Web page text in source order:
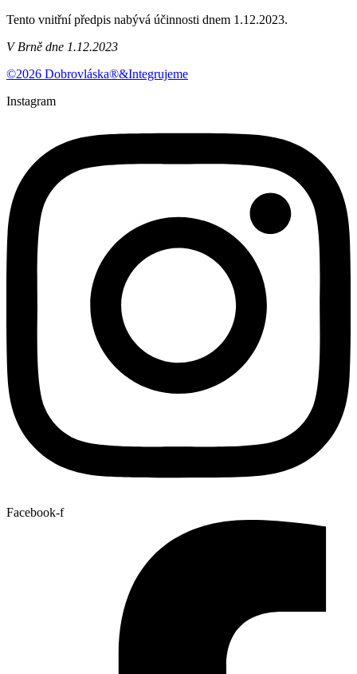
Tento vnitřní předpis nabývá účinnosti dnem 1.12.2023.
V Brně dne 1.12.2023
©2026 Dobrovláska®&Integrujeme
Instagram
Facebook-f